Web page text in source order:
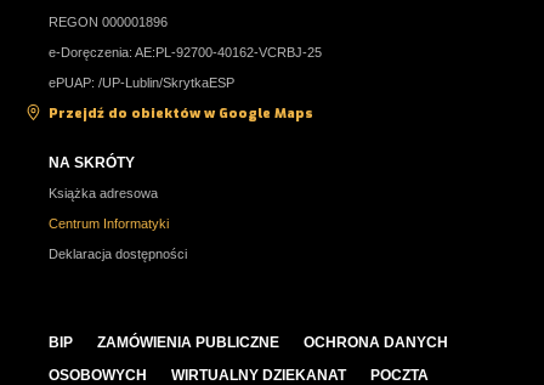
REGON 000001896
e-Doręczenia: AE:PL-92700-40162-VCRBJ-25
ePUAP: /UP-Lublin/SkrytkaESP
Przejdź do obiektów w Google Maps
NA SKRÓTY
Książka adresowa
Centrum Informatyki
Deklaracja dostępności
BIP ZAMÓWIENIA PUBLICZNE
OCHRONA DANYCH
OSOBOWYCH
WIRTUALNY DZIEKANAT POCZTA